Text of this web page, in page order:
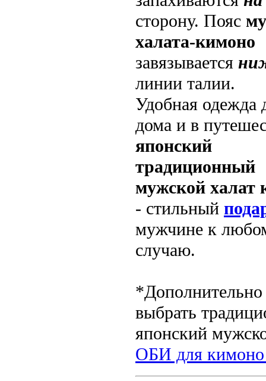
сторону. Пояс
халата-кимоно
завязывается
линии талии.
Удобная одежда
дома и в
японский
традиционный
мужской халат
- стильный
мужчине к
случаю.
выбрать
японский
ОБИ для